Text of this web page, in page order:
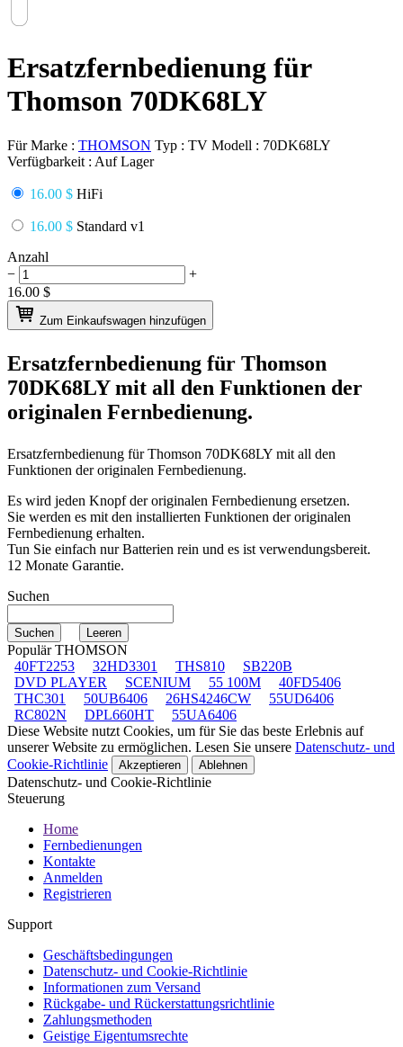
Ersatzfernbedienung für
Thomson 70DK68LY
Für Marke : THOMSON Typ : TV Modell : 70DK68LY
Verfügbarkeit : Auf Lager
16.00 $ HiFi
16.00 $ Standard v1
Anzahl
−
+
16.00 $
Zum Einkaufswagen hinzufügen
Ersatzfernbedienung für Thomson
70DK68LYmit all den Funktionen der
originalen Fernbedienung.
Ersatzfernbedienung fürThomson 70DK68LY mit all den
Funktionen der originalen Fernbedienung.
Es wird jeden Knopf der originalen Fernbedienung ersetzen.
Sie werden es mit den installierten Funktionen der originalen
Fernbedienung erhalten.
Tun Sie einfach nur Batterien rein und es ist verwendungsbereit.
12 Monate Garantie.
Suchen
Populär THOMSON
40FT2253
32HD3301 THS810
SB220B
DVD PLAYER
SCENIUM 55 100M
40FD5406
THC301
50UB6406 26HS4246CW
55UD6406
RC802N
DPL660HT
55UA6406
Diese Website nutzt Cookies, um für Sie das beste Erlebnis auf
unserer Website zu ermöglichen. Lesen Sie unsere Datenschutz- und
Cookie-Richtlinie
Akzeptieren Ablehnen
Datenschutz- und Cookie-Richtlinie
Steuerung
Home
Fernbedienungen
Kontakte
Anmelden
Registrieren
Support
Geschäftsbedingungen
Datenschutz- und Cookie-Richtlinie
Informationen zum Versand
Rückgabe- und Rückerstattungsrichtlinie
Zahlungsmethoden
Geistige Eigentumsrechte